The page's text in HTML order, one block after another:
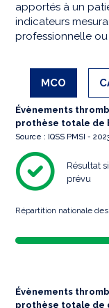
apportés à un
indicateurs
professionnelle
MCO
Évènements
prothèse totale de
Source : IQSS PMSI -
Résultat
prévu
Répartition nationale
Évènements
prothèse totale de